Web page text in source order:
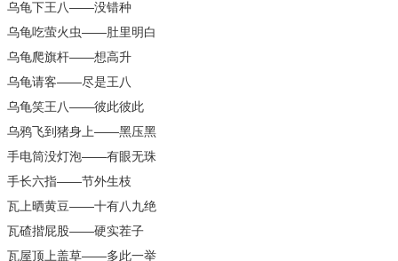
乌龟下王八——没错种
乌龟吃萤火虫——肚里明白
乌龟爬旗杆——想高升
乌龟请客——尽是王八
乌龟笑王八——彼此彼此
乌鸦飞到猪身上——黑压黑
手电筒没灯泡——有眼无珠
手长六指——节外生枝
瓦上晒黄豆——十有八九绝
瓦碴揩屁股——硬实茬子
瓦屋顶上盖草——多此一举